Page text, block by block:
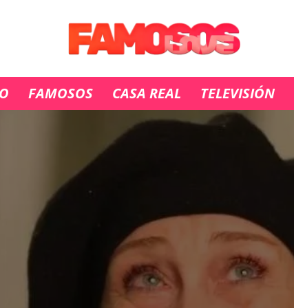
FAMOSOS CASA REAL TELEVISIÓN